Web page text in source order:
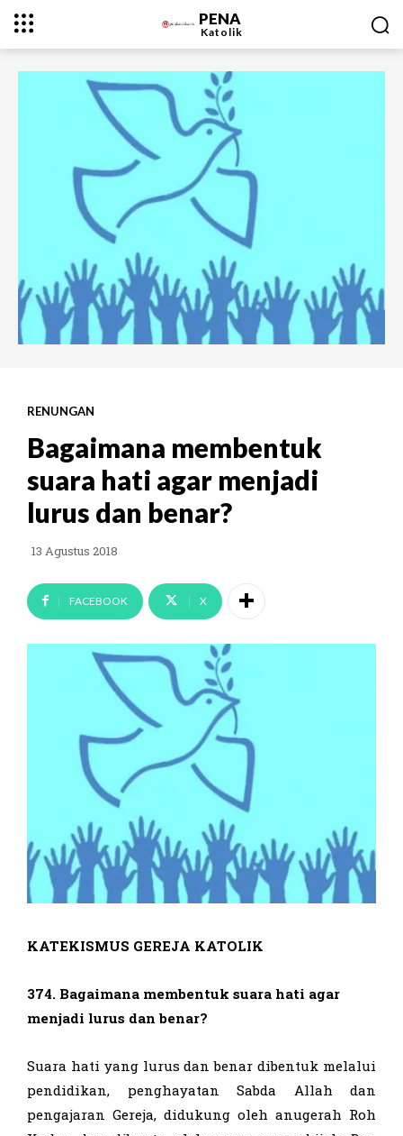
PENA
Katolik
RENUNGAN
Bagaimana membentuk
suara hati agar menjadi
lurus dan benar?
13 Agustus 2018
FACEBOOK X
KATEKISMUS GEREJA KATOLIK
374. Bagaimana membentuk suara hati agar
menjadi lurus dan benar?
Suara hati yang lurus dan benar dibentuk melalui
pendidikan, penghayatan Sabda Allah dan
pengajaran Gereja, didukung oleh anugerah Roh